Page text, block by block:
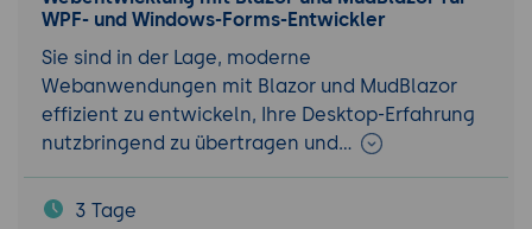
WPF- und Windows-Forms-Entwickler
Sie sind in der Lage, moderne
Webanwendungen mit Blazor und MudBlazor
effizient zu entwickeln, Ihre Desktop-Erfahrung
nutzbringend zu übertragen und…
3 Tage